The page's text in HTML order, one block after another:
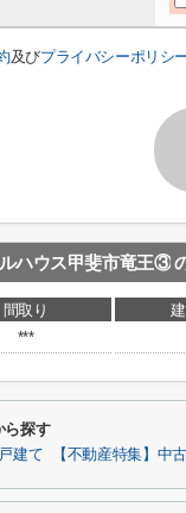
及びプライバシーポリシ
ハウス甲斐市竜王③
間取り
***
ら探す
建て 【不動産特集】中